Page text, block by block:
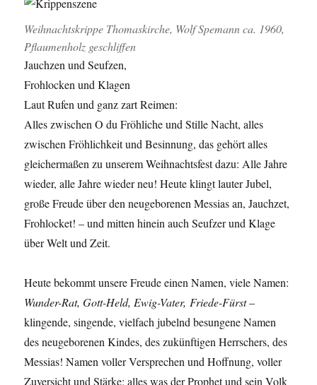
Weihnachtskrippe Thomaskirche, Wolf Spemann ca. 1960,
Pflaumenholz geschliffen
Jauchzen und Seufzen,
Frohlocken und Klagen
Laut Rufen und ganz zart Reimen:
Alles zwischen O du Fröhliche und Stille Nacht, alles
zwischen Fröhlichkeit und Besinnung, das gehört alles
gleichermaßen zu unserem Weihnachtsfest dazu: Alle Jahre
wieder, alle Jahre wieder neu! Heute klingt lauter Jubel,
große Freude über den neugeborenen Messias an, Jauchzet,
Frohlocket! – und mitten hinein auch Seufzer und Klage
über Welt und Zeit.
Heute bekommt unsere Freude einen Namen, viele Namen:
Wunder-Rat, Gott-Held, Ewig-Vater, Friede-Fürst–
klingende, singende, vielfach jubelnd besungene Namen
des neugeborenen Kindes, des zukünftigen Herrschers, des
Messias! Namen voller Versprechen und Hoffnung, voller
Zuversicht und Stärke; alles was der Prophet und sein Volk